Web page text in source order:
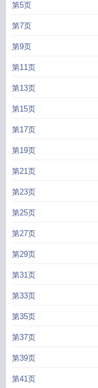
第5页
第7页
第9页
第11页
第13页
第15页
第17页
第19页
第21页
第23页
第25页
第27页
第29页
第31页
第33页
第35页
第37页
第39页
第41页